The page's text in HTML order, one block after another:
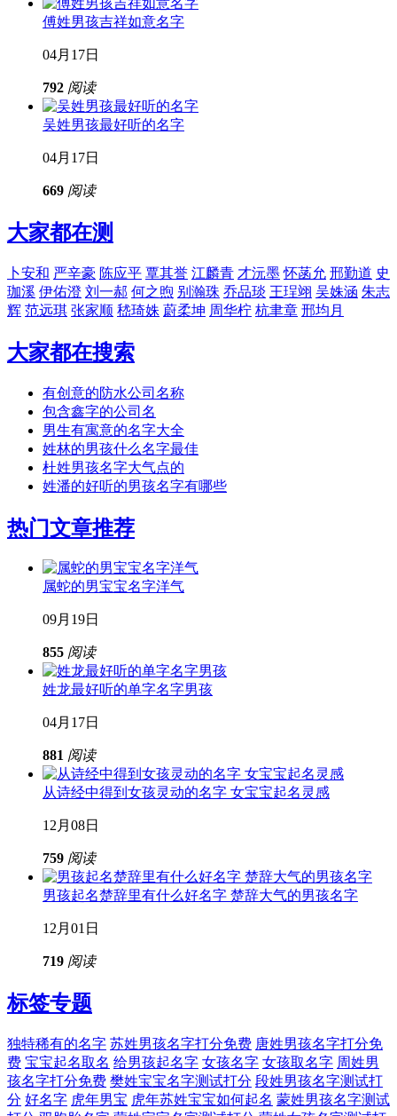
傅姓男孩吉祥如意名字
04月17日
792 阅读
吴姓男孩最好听的名字
04月17日
669 阅读
大家都在测
卜安和 严辛豪 陈应平 覃其誉 江麟青 才沅墨 怀菡允 邢勤道 史
珈溪 伊佑澄 刘一郝 何之煦 别瀚珠 乔品琰 王珵翊 吴姝涵 朱志
辉 范远琪 张家顺 嵇琦姝 蔚柔坤 周华柠 杭聿章 邢均月
大家都在搜索
有创意的防水公司名称
包含鑫字的公司名
男生有寓意的名字大全
姓林的男孩什么名字最佳
杜姓男孩名字大气点的
姓潘的好听的男孩名字有哪些
热门文章推荐
属蛇的男宝宝名字洋气
09月19日
855 阅读
姓龙最好听的单字名字男孩
04月17日
881 阅读
从诗经中得到女孩灵动的名字 女宝宝起名灵感
12月08日
759 阅读
男孩起名楚辞里有什么好名字 楚辞大气的男孩名字
12月01日
719 阅读
标签专题
独特稀有的名字 苏姓男孩名字打分免费 唐姓男孩名字打分免
费 宝宝起名取名 给男孩起名字 女孩名字 女孩取名字 周姓男
孩名字打分免费 樊姓宝宝名字测试打分 段姓男孩名字测试打
分 好名字 虎年男宝 虎年苏姓宝宝如何起名 蒙姓男孩名字测试